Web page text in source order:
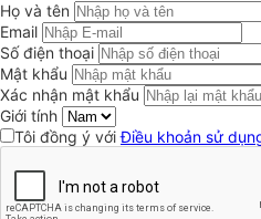
Họ và tên
Email
Số điện thoại
Mật khẩu
Xác nhận mật khẩu
Giới tính
Tôi đồng ý vớiĐiều khoản sử